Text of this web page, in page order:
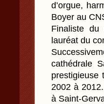
d’orgue,
Boyer au
Finaliste
lauréat du
cathédrale
prestigieuse
2002 à
à Saint-